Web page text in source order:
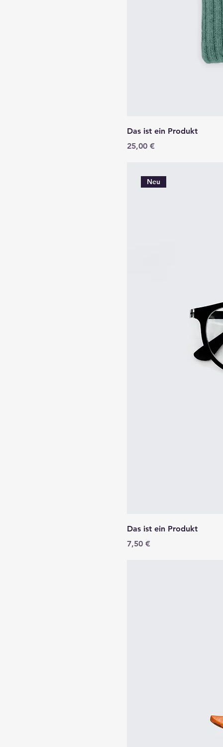
Das ist ein Produkt
Preis
25,00 €
Neu
Das ist ein Produkt
Preis
7,50 €